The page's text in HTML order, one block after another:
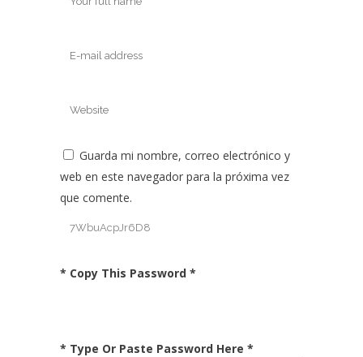
Guarda mi nombre, correo electrónico y
web en este navegador para la próxima vez
que comente.
* Copy This Password *
* Type Or Paste Password Here *